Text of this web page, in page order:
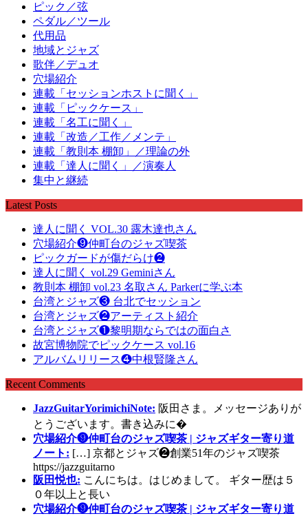
ピック／弦
ペダル／ツール
代用品
地域とジャズ
歌伴／デュオ
穴場紹介
連載「セッションホストに聞く」
連載「ピックケース」
連載「名工に聞く」
連載「改造／工作／メンテ」
連載「教則本 棚卸」／理論の外
連載「達人に聞く」／演奏人
集中と継続
Latest Posts
達人に聞く VOL.30 露木達也さん
穴場紹介❾仲町台のジャズ喫茶
ピックガードが傷だらけ❷
達人に聞く vol.29 Geminiさん
教則本 棚卸 vol.23 名取さん Parkerに学ぶ本
台湾とジャズ❸ 台北でセッション
台湾とジャズ❷アーティスト紹介
台湾とジャズ❶黎明期ならではの面白さ
故宮博物院でピックケース vol.16
アルバムリリース❹中根賢隆さん
Recent Comments
JazzGuitarYorimichiNote: 阪田さま。メッセージありが
とうございます。書き込みに�
穴場紹介❾仲町台のジャズ喫茶 | ジャズギター寄り道
ノート: […] 京都とジャズ❷創業51年のジャズ喫茶
https://jazzguitarno
阪田悦也: こんにちは。はじめまして。 ギター歴は５
０年以上と長い
穴場紹介❾仲町台のジャズ喫茶 | ジャズギター寄り道